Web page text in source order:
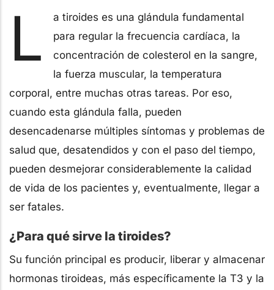
L
a tiroides es una glándula fundamental
para regular la frecuencia cardíaca, la
concentración de colesterol en la sangre,
la fuerza muscular, la temperatura
corporal, entre muchas otras tareas. Por eso,
cuando esta glándula falla, pueden
desencadenarse múltiples síntomas y problemas de
salud que, desatendidos y con el paso del tiempo,
pueden desmejorar considerablemente la calidad
de vida de los pacientes y, eventualmente, llegar a
ser fatales.
¿Para qué sirve la tiroides?
Su función principal es producir, liberar y almacenar
hormonas tiroideas, más específicamente la T3 y la